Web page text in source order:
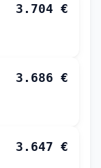
3.704 €
3.686 €
3.647 €